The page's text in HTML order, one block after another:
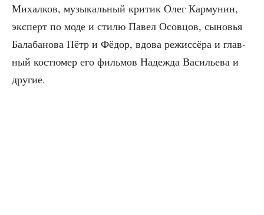
Михал­ков, музы­каль­ный кри­тик Олег Кар­му­нин,
экс­перт по моде и сти­лю Павел Осов­цов, сыно­вья
Бала­ба­но­ва Пётр и Фёдор, вдо­ва режис­сё­ра и глав­
ный костю­мер его филь­мов Надеж­да Васи­лье­ва и
другие.